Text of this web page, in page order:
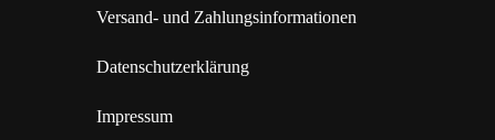
Versand- und Zahlungsinformationen
Datenschutzerklärung
Impressum